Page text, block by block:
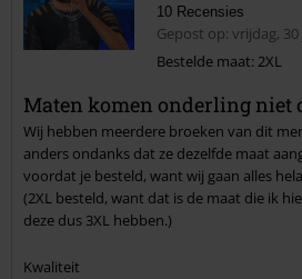
Commentaar versturen
10 Recensies
Gepost op: vrijdag, 30
Bestelde maat: 2XL
Maten komen onderling niet
Wij hebben meerdere broeken van dit
anders ondanks dat ze dezelfde maat
voordat je besteld, want wij gaan alles
(2XL besteld, want dat is de maat die ik
deze dus 3XL hebben.)
Kwaliteit